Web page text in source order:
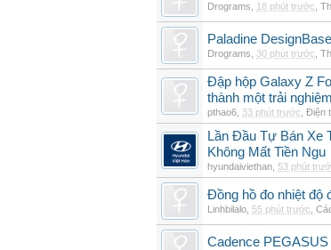
Drograms 18 phút trước
Paladine
Drograms 30 phút trước
Đập hộp Galaxy Z
thành một trải
pthao6 33 phút trước Điện
Lần Đầu Tự Bán Xe
Không Mất Tiền Ngu
hyundaiviethan 53 phút
Đồng hồ đo nhiệt độ
Linhbilalo 55 phút trước
Cadence PEGASUS